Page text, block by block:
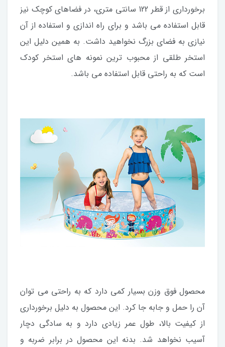
برخورداری از قطر 122 سانتی متری، در فضاهای کوچک نیز
قابل استفاده می باشد و برای راه اندازی و استفاده از آن
نیازی به فضای بزرگ نخواهید داشت. به همین دلیل این
استخر طلقی از محبوب ترین نمونه های استخر کودک
است که به راحتی قابل استفاده می باشد.
محصول فوق وزن بسیار کمی دارد که به راحتی می توان
آن را حمل و جابه جا کرد. این محصول به دلیل برخورداری
از کیفیت بالا، طول عمر زیادی دارد و به سادگی دچار
آسیب نخواهد شد. بدنه این محصول در برابر ضربه و